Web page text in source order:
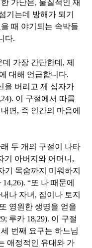
가난은, 물질적인 재
기는데 방해가 되기
때 야기되는 속박들
다.
가장 간단한데 ,제
대해 언급합니다.
을 버리고 제 십자가
이 구절에서 따름
면 , 즉 인간의 마음에
두 개의 구절이 나타
기 아버지와 어머니 ,
기 목숨까지 미워하지
14,26). “또 나 때문에
나 자녀 , 집이나 토지
또 영원한 생명을 얻을
루카 18,29). 이 구절
번째 요구는 하느님
애정적인 유대와 가